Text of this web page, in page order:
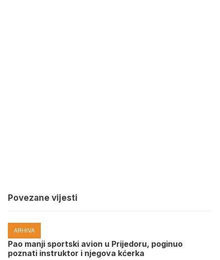
Povezane vijesti
ARHIVA
Pao manji sportski avion u Prijedoru, poginuo
poznati instruktor i njegova kćerka